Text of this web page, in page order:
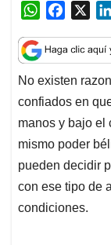
W
a
t
s
A
p
p
c
e
b
o
o
k
No existen
confiados en
manos y bajo el
mismo poder
pueden decidir
con ese tipo de
condiciones.